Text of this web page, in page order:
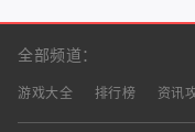
全部频道：
游戏大全 排行榜 资讯